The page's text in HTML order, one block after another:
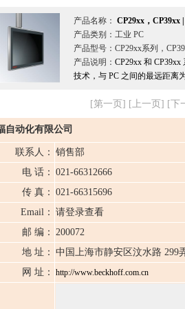
产品名称： CP29xx，CP39xx
产品类别：工业 PC
产品型号：CP29xx系列，
产品说明： CP29xx 和
技术，与 PC 之间的最远距离为
[第一页] [上一页] [下
自动化有限公司
联系人： 销售部
电 话： 021-66312666
传 真： 021-66315696
Email： 请登录查看
邮 编： 200072
地 址： 中国上海市静安区汶水路 299
网 址：
http://www.beckhoff.com.cn